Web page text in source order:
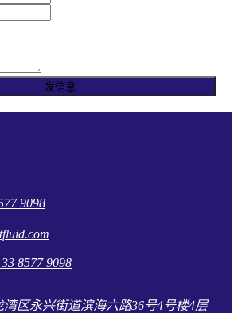
发信息
9098
8577 9098
湾区永兴街道滨海六路36号4号楼4层